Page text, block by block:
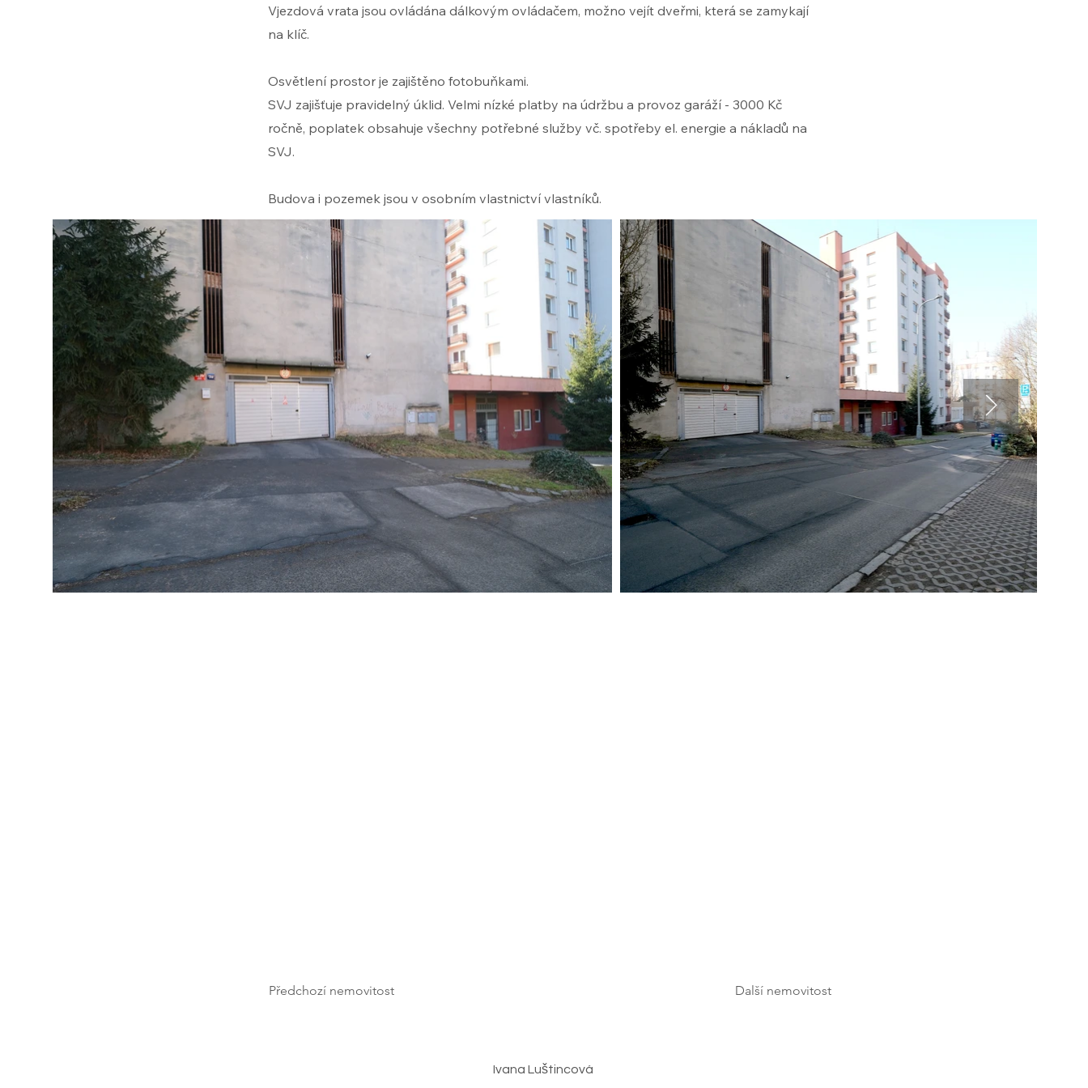
Vjezdová vrata jsou ovládána dálkovým ovládačem, možno vejít dveřmi, která se zamykají
na klíč.
Osvětlení prostor je zajištěno fotobuňkami.
SVJ zajišťuje pravidelný úklid. Velmi nízké platby na údržbu a provoz garáží - 3000 Kč
ročně, poplatek obsahuje všechny potřebné služby vč. spotřeby el. energie a nákladů na
SVJ.
Budova i pozemek jsou v osobním vlastnictví vlastníků.
Předchozí nemovitost Další nemovitost
Ivana Luštincová